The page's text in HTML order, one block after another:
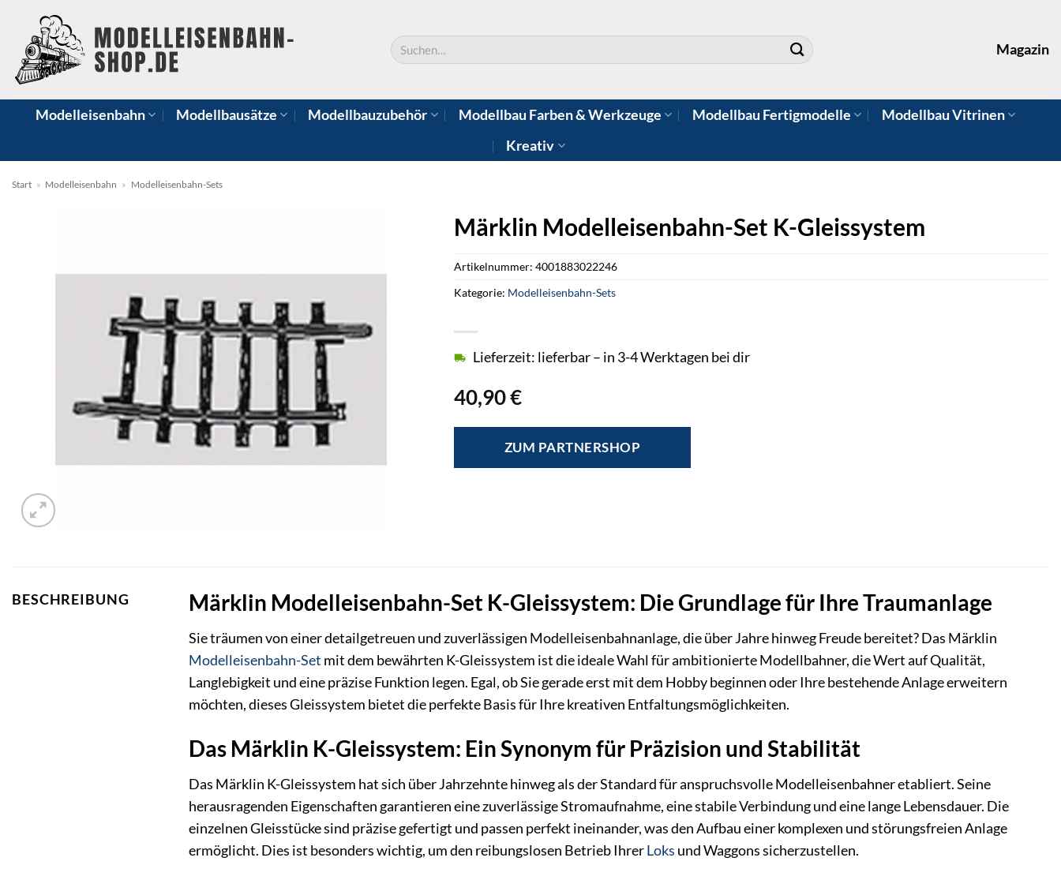
Inhalt
springen
Suchen
nach:
Magazin
Modelleisenbahn Modellbausätze Modellbauzubehör Modellbau Farben & Werkzeuge Modellbau Fertigmodelle
Modellbau Vitrinen
Kreativ
Start » Modelleisenbahn » Modelleisenbahn-Sets
Märklin Modelleisenbahn-Set K-Gleissystem
40,90€
Lieferzeit: lieferbar – in 3-4 Werktagen bei dir
ZUM PARTNERSHOP
Artikelnummer: 4001883022246
Kategorie: Modelleisenbahn-Sets
BESCHREIBUNG Märklin Modelleisenbahn-Set K-Gleissystem: Die Grundlage für Ihre Traumanlage
Sie träumen von einer detailgetreuen und zuverlässigen Modelleisenbahnanlage, die über Jahre hinweg Freude bereitet? Das Märklin
Modelleisenbahn-Set mit dem bewährten K-Gleissystem ist die ideale Wahl für ambitionierte Modellbahner, die Wert auf Qualität,
Langlebigkeit und eine präzise Funktion legen. Egal, ob Sie gerade erst mit dem Hobby beginnen oder Ihre bestehende Anlage erweitern
möchten, dieses Gleissystem bietet die perfekte Basis für Ihre kreativen Entfaltungsmöglichkeiten.
Das Märklin K-Gleissystem: Ein Synonym für Präzision und Stabilität
Das Märklin K-Gleissystem hat sich über Jahrzehnte hinweg als der Standard für anspruchsvolle Modelleisenbahner etabliert. Seine
herausragenden Eigenschaften garantieren eine zuverlässige Stromaufnahme, eine stabile Verbindung und eine lange Lebensdauer. Die
einzelnen Gleisstücke sind präzise gefertigt und passen perfekt ineinander, was den Aufbau einer komplexen und störungsfreien Anlage
ermöglicht. Dies ist besonders wichtig, um den reibungslosen Betrieb IhrerLoks und Waggons sicherzustellen.